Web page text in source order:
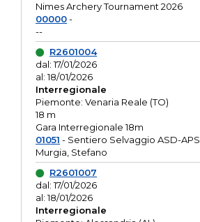
Nimes Archery Tournament 2026
00000-
--
R2601004
dal: 17/01/2026
al: 18/01/2026
Interregionale
Piemonte: Venaria Reale (TO)
18 m
Gara Interregionale 18m
01051 - Sentiero Selvaggio ASD-APS
Murgia, Stefano
R2601007
dal: 17/01/2026
al: 18/01/2026
Interregionale